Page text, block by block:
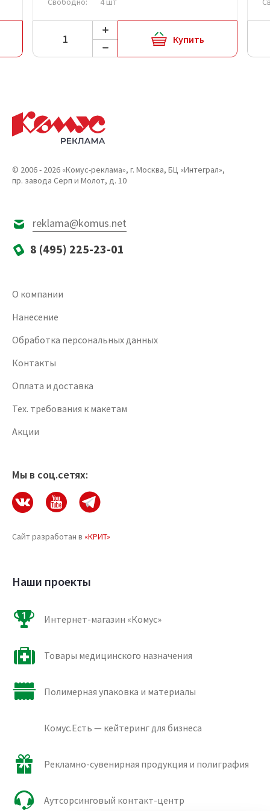
Купить
© 2006 - 2026 «Комус-реклама», г. Москва, БЦ «Интеграл»,
пр. завода Серп и Молот, д. 10
reklama@komus.net
8 (495) 225-23-01
О компании
Нанесение
Обработка персональных данных
Контакты
Оплата и доставка
Тех. требования к макетам
Акции
Мы в соц.сетях:
Сайт разработан в «КРИТ»
Наши проекты
Интернет-магазин «Комус»
Товары медицинского назначения
Полимерная упаковка и материалы
Комус.Есть — кейтеринг для бизнеса
Рекламно-сувенирная продукция и полиграфия
Аутсорсинговый контакт-центр